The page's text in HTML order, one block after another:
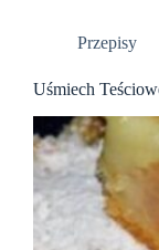
Przepisy
Uśmiech